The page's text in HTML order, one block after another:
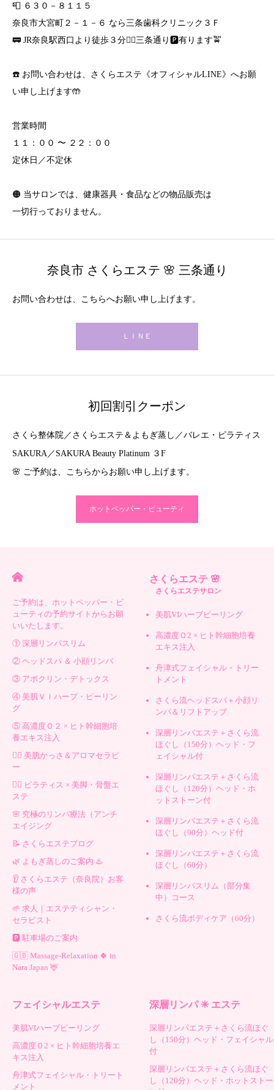
📮 ６３０－８１１５
奈良市大宮町２－１－６ なら三条歯科クリニック３Ｆ
🚃 JR奈良駅西口より徒歩３分🚶‍♀️三条通り🅿️有ります🚖
☎️ お問い合わせは、さくらエステ《オフィシャルLINE》へお願
い申し上げます🤲
営業時間
１１：００ 〜 ２２：００
定休日／不定休
🟠 当サロンでは、健康器具・食品などの物品販売は
一切行っておりません。
奈良市 さくらエステ 🌸 三条通り
お問い合わせは、こちらへお願い申し上げます。
ＬＩＮＥ
初回割引クーポン
さくら整体院／さくらエステ＆よもぎ蒸し／バレエ・ピラティス
SAKURA／SAKURA Beauty Platinum ３F
🌸 ご予約は、こちらからお願い申し上げます。
ホットペッパー・ビューティ
ご予約は、ホットペッパー・ビ
ューティの予約サイトからお願
いいたします。
① 深層リンパスリム
② ヘッドスパ ＆ 小顔リンパ
③ アポクリン・デトックス
④ 美肌ＶＩハーブ・ピーリン
グ
⑤ 高濃度Ｏ２ × ヒト幹細胞培
養エキス注入
💆‍♀️ 美肌かっさ＆アロマセラピ
ー
🧘‍♀️ ピラティス × 美脚・骨盤エ
ステ
🌸 究極のリンパ療法（アンチ
エイジング
📝 さくらエステブログ
🌿 よもぎ蒸しのご案内 ♨️
👂 さくらエステ（奈良院）お客
様の声
🌱 求人｜エステティシャン・
セラピスト
🅿️ 駐車場のご案内
🇬🇧 Massage-Relaxation 🍀 in
Nara Japan 🦌
さくらエステ 🌸
さくらエステサロン
美肌VIハーブピーリング
高濃度Ｏ2 × ヒト幹細胞培養
エキス注入
舟津式フェイシャル・トリー
トメント
さくら流ヘッドスパ＋小顔リ
ンパ＆リフトアップ
深層リンパエステ＋さくら流
ほぐし（150分）ヘッド・フ
ェイシャル付
深層リンパエステ＋さくら流
ほぐし（120分）ヘッド・ホ
ットストーン付
深層リンパエステ＋さくら流
ほぐし（90分）ヘッド付
深層リンパエステ＋さくら流
ほぐし（60分）
深層リンパスリム（部分集
中）コース
さくら流ボディケア（60分）
フェイシャルエステ
美肌VIハーブピーリング
高濃度Ｏ2 × ヒト幹細胞培養エ
キス注入
舟津式フェイシャル・トリート
メント
深層リンパ ✳︎ エステ
深層リンパエステ＋さくら流ほぐ
し（150分）ヘッド・フェイシャル
付
深層リンパエステ＋さくら流ほぐ
し（120分）ヘッド・ホットストー